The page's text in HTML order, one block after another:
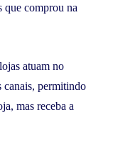
que comprou na
atuam no
canais, permitindo
mas receba a